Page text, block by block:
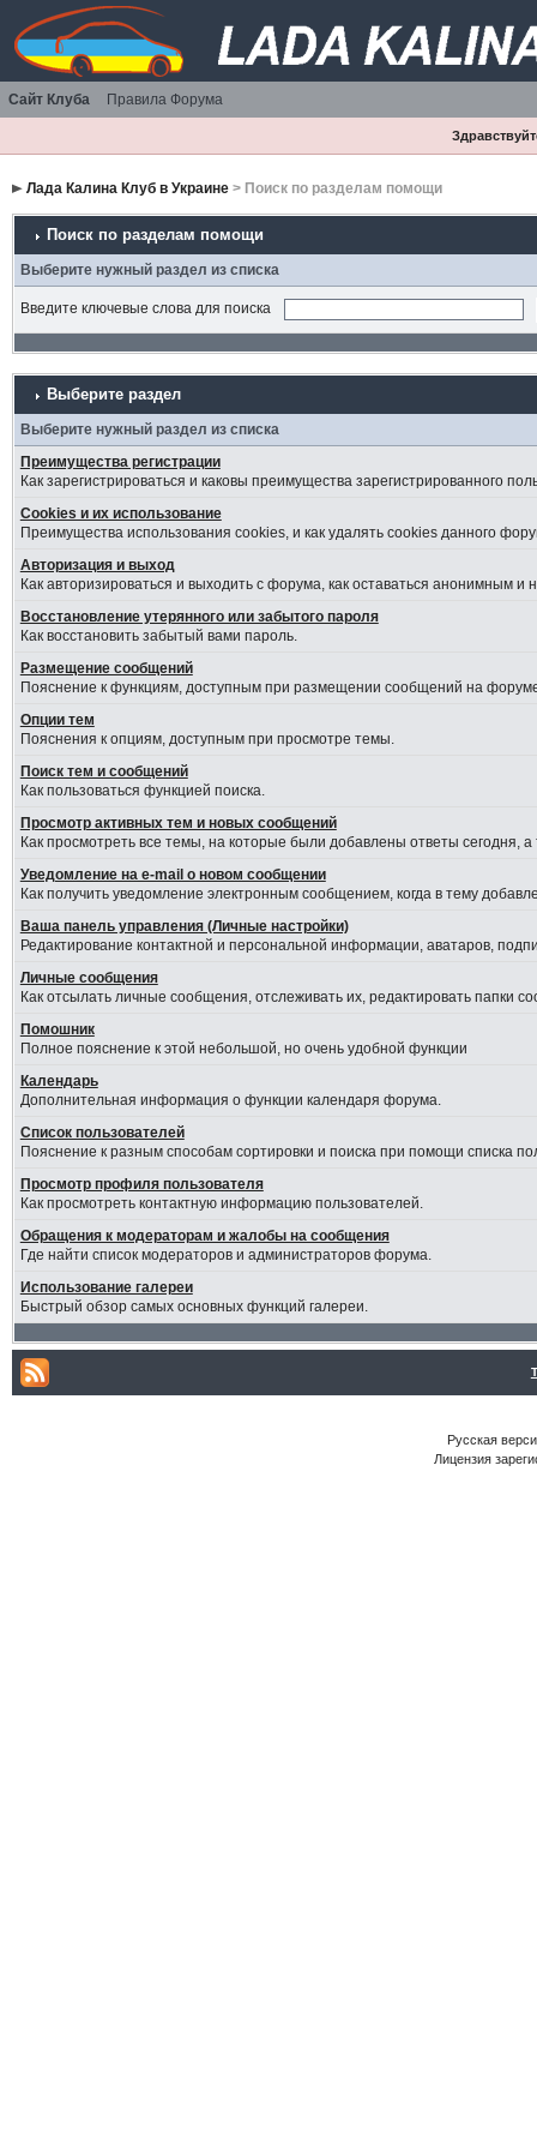
Сайт Клуба Правила Форума
Лада Калина Клуб в Украине> Поиск по разделам помощи
Поиск по разделам помощи
Выберите нужный раздел из списка
Введите ключевые слова для поиска
Выберите раздел
Выберите нужный раздел из списка
Преимущества регистрации
Как зарегистрироваться и каковы преимущества зарегистрированного
Cookies и их использование
Преимущества использования cookies, и как удалять cookies данного
Авторизация и выход
Как авторизироваться и выходить с форума, как оставаться анонимным
Восстановление утерянного или забытого пароля
Как восстановить забытый вами пароль.
Размещение сообщений
Пояснение к функциям, доступным при размещении сообщений на
Опции тем
Пояснения к опциям, доступным при просмотре темы.
Поиск тем и сообщений
Как пользоваться функцией поиска.
Просмотр активных тем и новых сообщений
Как просмотреть все темы, на которые были добавлены ответы сегодня,
Уведомление на е-mail о новом сообщении
Как получить уведомление электронным сообщением, когда в тему
Ваша панель управления (Личные настройки)
Редактирование контактной и персональной информации, аватаров,
Личные сообщения
Как отсылать личные сообщения, отслеживать их, редактировать папки
Помошник
Полное пояснение к этой небольшой, но очень удобной функции
Календарь
Дополнительная информация о функции календаря форума.
Список пользователей
Пояснение к разным способам сортировки и поиска при помощи списка
Просмотр профиля пользователя
Как просмотреть контактную информацию пользователей.
Обращения к модераторам и жалобы на сообщения
Где найти список модераторов и администраторов форума.
Использование галереи
Быстрый обзор самых основных функций галереи.
Русская
Лицензия